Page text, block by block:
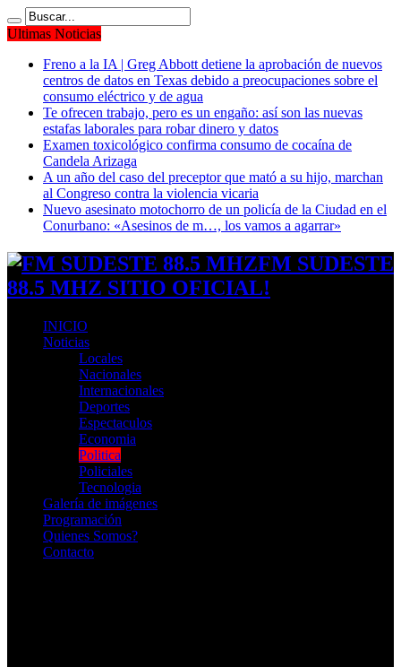
Ultimas Noticias
Freno a la IA | Greg Abbott detiene la aprobación de nuevos
centros de datos en Texas debido a preocupaciones sobre el
consumo eléctrico y de agua
Te ofrecen trabajo, pero es un engaño: así son las nuevas
estafas laborales para robar dinero y datos
Examen toxicológico confirma consumo de cocaína de
Candela Arizaga
A un año del caso del preceptor que mató a su hijo, marchan
al Congreso contra la violencia vicaria
Nuevo asesinato motochorro de un policía de la Ciudad en el
Conurbano: «Asesinos de m…, los vamos a agarrar»
FM SUDESTE
88.5 MHZ SITIO OFICIAL!
INICIO
Noticias
Locales
Nacionales
Internacionales
Deportes
Espectaculos
Economia
Politica
Policiales
Tecnologia
Galería de imágenes
Programación
Quienes Somos?
Contacto